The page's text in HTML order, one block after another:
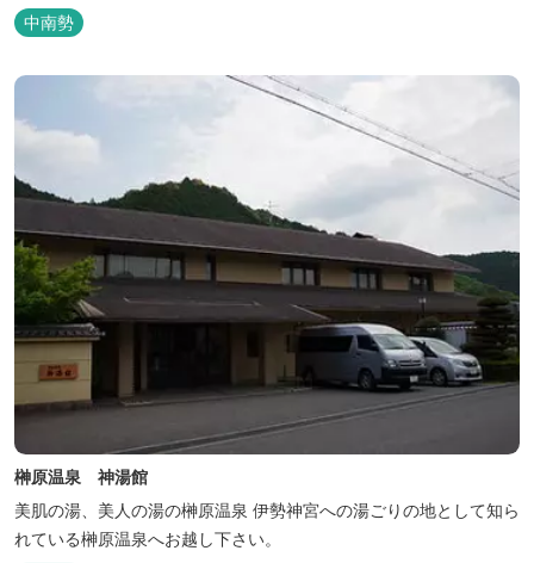
中南勢
榊原温泉 神湯館
美肌の湯、美人の湯の榊原温泉 伊勢神宮への湯ごりの地として知ら
れている榊原温泉へお越し下さい。